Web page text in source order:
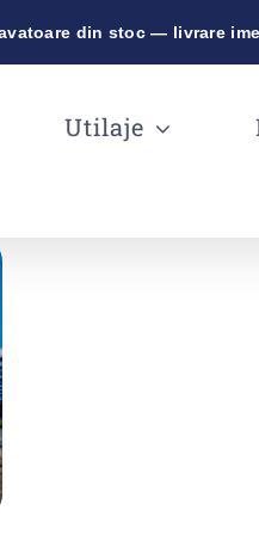
din stoc — livrare
Utilaje